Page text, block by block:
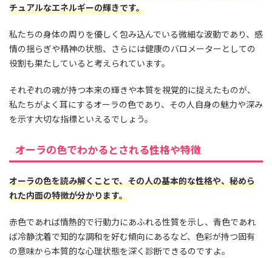
チュアルなエネルギーの輝きです。
私たちの身体の周りを優しく包み込んでいる微細な波動であり、感
情の揺らぎや精神の状態、さらには健康のバロメーターとしての
役割も果たしていると考えられています。
それぞれの魂が持つ本来の輝きや本質を視覚的に捉えたものが、
私たちがよく耳にするオーラの色であり、その人自身の魅力や深み
を示す大切な指標といえるでしょう。
オーラの色でわかるとされる性格や特徴
オーラの色を読み解くことで、その人の基本的な性格や、秘めら
れた内面の特徴が分かります。
赤色であれば情熱的で行動力にあふれる性質を示し、青色であれ
ば冷静沈着で知的な調和を好む傾向にあるなど、色彩が持つ固有
の意味から本質的な心理状態を深く診断できるのですよ。